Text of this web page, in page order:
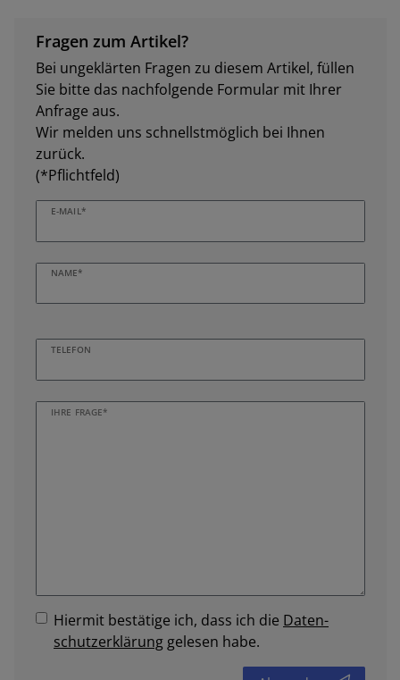
Fragen zum Artikel?
Bei ungeklärten Fragen zu diesem Artikel, füllen
Sie bitte das nachfolgende Formular mit Ihrer
Anfrage aus.
Wir melden uns schnellstmöglich bei Ihnen
zurück.
(*Pflichtfeld)
E-MAIL*
NAME*
TELEFON
IHRE FRAGE*
Hiermit bestätige ich, dass ich die Daten­
schutz­erklärung gelesen habe.